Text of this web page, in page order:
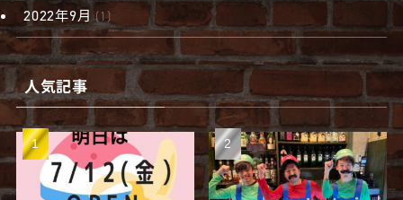
2022年9月 (1)
人気記事